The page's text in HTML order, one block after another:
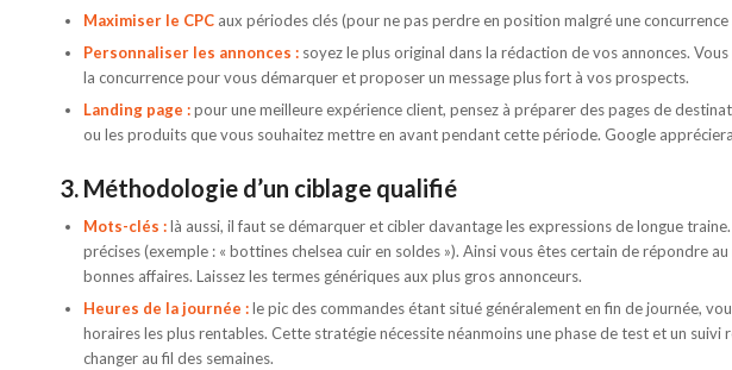
Maximiser le CPC aux périodes clés (pour ne pas perdre en position malgré une concurrence
Personnaliser les annonces : soyez le plus original dans la rédaction de vos annonces.
la concurrence pour vous démarquer et proposer un message plus fort à vos prospects.
Landing page :pour une meilleure expérience client, pensez à préparer des pages de
ou les produits que vous souhaitez mettre en avant pendant cette période. Google
3. Méthodologie d’un ciblage qualifié
Mots-clés :là aussi, il faut se démarquer et cibler davantage les expressions de longue
précises (exemple : « bottines chelsea cuir en soldes »). Ainsi vous êtes certain de répondre
bonnes affaires. Laissez les termes génériques aux plus gros annonceurs.
Heures de la journée :le pic des commandes étant situé généralement en fin de journée,
horaires les plus rentables. Cette stratégie nécessite néanmoins une phase de test et un
changer au fil des semaines.